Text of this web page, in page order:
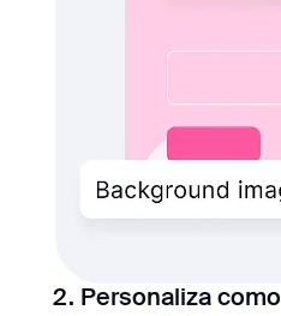
2. Personaliza